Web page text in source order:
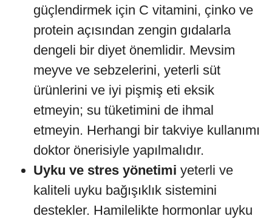
güçlendirmek için C vitamini, çinko ve
protein açısından zengin gıdalarla
dengeli bir diyet önemlidir. Mevsim
meyve ve sebzelerini, yeterli süt
ürünlerini ve iyi pişmiş eti eksik
etmeyin; su tüketimini de ihmal
etmeyin. Herhangi bir takviye kullanımı
doktor önerisiyle yapılmalıdır.
Uyku ve stres yönetimi yeterli ve
kaliteli uyku bağışıklık sistemini
destekler. Hamilelikte hormonlar uyku